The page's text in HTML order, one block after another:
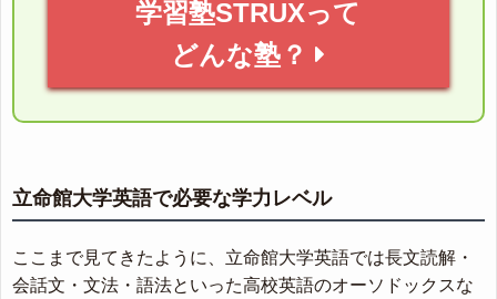
学習塾STRUXって
どんな塾？
立命館大学英語で必要な学力レベル
ここまで見てきたように、立命館大学英語では長文読解・
会話文・文法・語法といった高校英語のオーソドックスな